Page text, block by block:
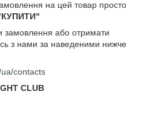
на цей товар просто
або отримати
з нами за наведеними нижче
contacts
CLUB